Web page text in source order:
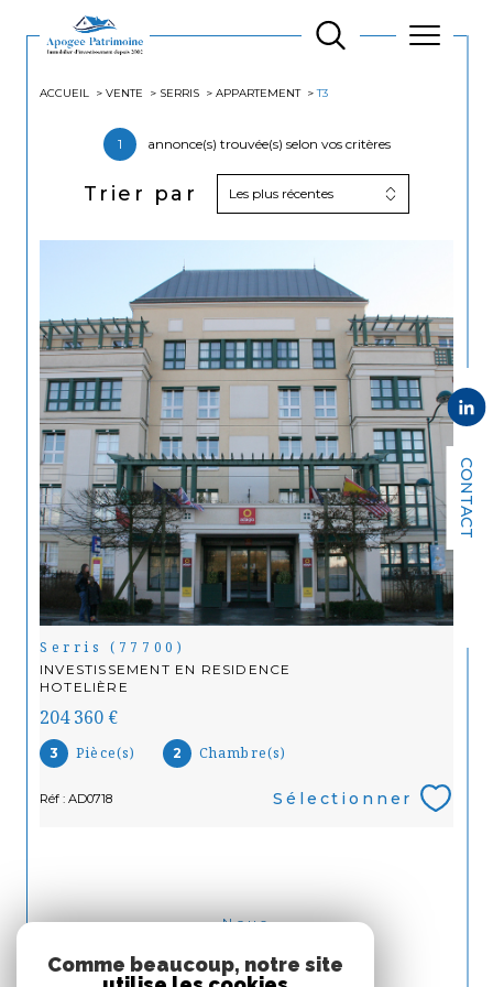
CONTACT
ACCUEIL VENTE SERRIS APPARTEMENT T3
1 annonce(s) trouvée(s) selon vos critères
Trier par Les plus récentes
Serris (77700)
INVESTISSEMENT EN RESIDENCE
HOTELIÈRE
204 360 €
3 Pièce(s) 2 Chambre(s)
Réf : AD0718 Sélectionner
Nous
Comme beaucoup, notre site